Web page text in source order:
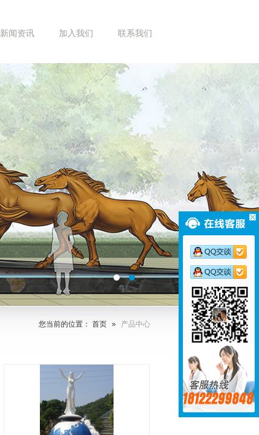
新闻资讯 加入我们 联系我们
您当前的位置： 首页 » 产品中心